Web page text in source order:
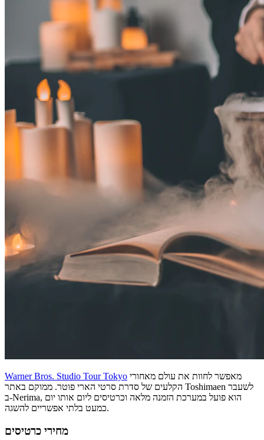
Warner Bros. Studio Tour Tokyo
הקלעים של סדרת סרטי הארי פוטר. ממוקם באתר Toshimaen לשעבר
ב-Nerima, הוא פועל במערכת הזמנה מלאה וכרטיסים ליום אותו יום
כמעט בלתי אפשריים להשגה.
מחירי כרטיסים